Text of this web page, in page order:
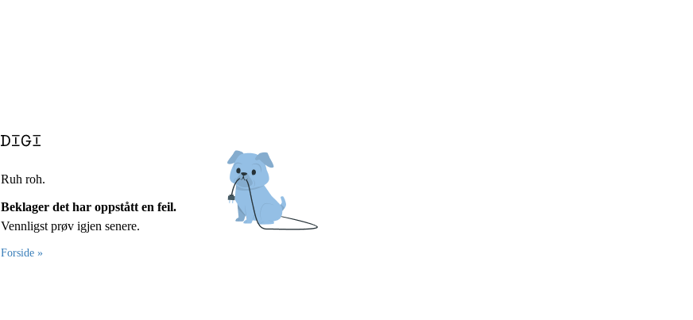
Ruh roh.
Beklager det har oppstått en feil.
Vennligst prøv igjen senere.
Forside »